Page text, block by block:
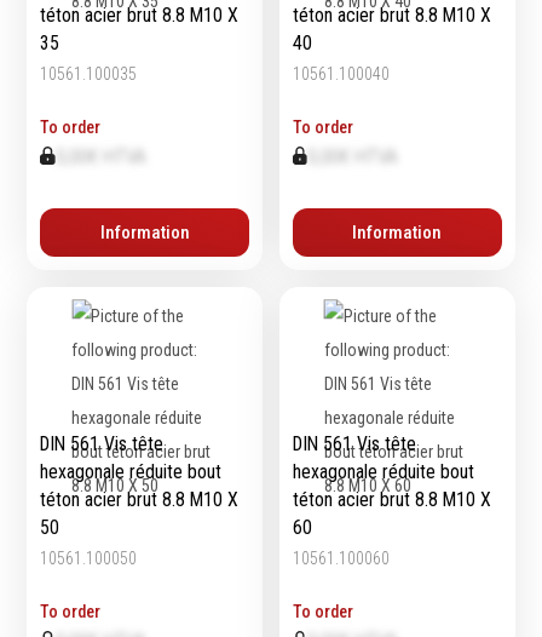
téton acier brut 8.8 M10 X
35
10561.100035
To order
0,00€ HTVA
Information
téton acier brut 8.8 M10 X
40
10561.100040
To order
Information
DIN 561 Vis tête
hexagonale réduite bout
téton acier brut 8.8 M10 X
50
10561.100050
To order
DIN 561 Vis tête
hexagonale réduite bout
téton acier brut 8.8 M10 X
60
10561.100060
To order